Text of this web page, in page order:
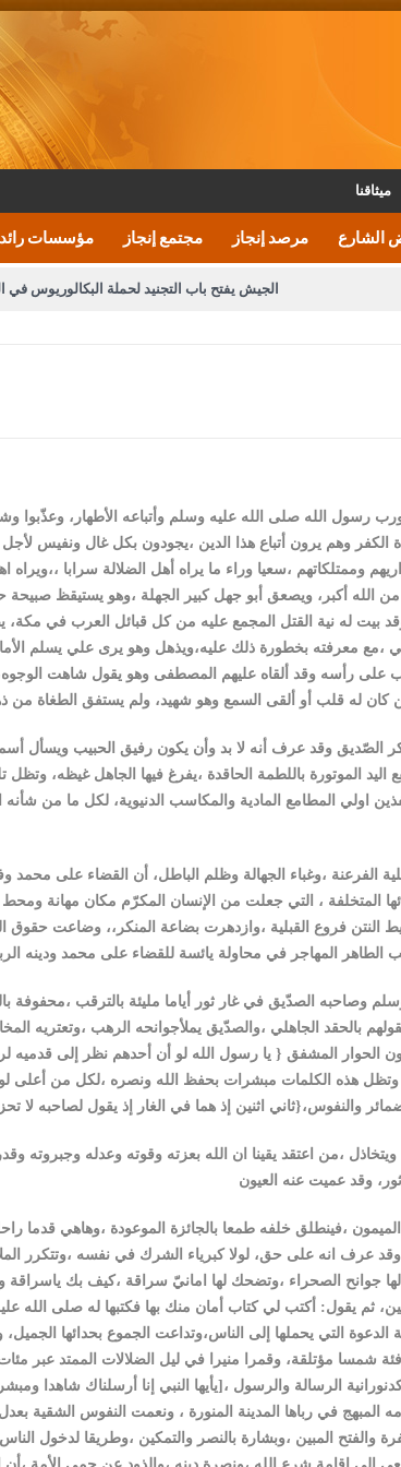
ميثاقنا
مؤسسات مجتمع إنجاز مرصد إنجاز الشارع
الجيش يفتح باب التجنيد لحملة البكالوريوس في
من العاهل البحريني
رسول الله صلى الله عليه وسلم وأتباعه الأطهار، وعذّبوا
وهم يرون أتباع هذا الدين ،يجودون بكل غال ونفيس لأجل
وممتلكاتهم ،سعيا وراء ما يراه أهل الضلالة سرابا ،،ويراه
الله أكبر، ويصعق أبو جهل كبير الجهلة ،وهو يستيقظ صبيحة
بيت له نية القتل المجمع عليه من كل قبائل العرب في
،مع معرفته بخطورة ذلك عليه،ويذهل وهو يرى علي يسلم
على رأسه وقد ألقاه عليهم المصطفى وهو يقول شاهت
له قلب أو ألقى السمع وهو شهيد، ولم يستفق الطغاة من
الصّديق وقد عرف أنه لا بد وأن يكون رفيق الحبيب ويسأل
اليد الموتورة باللطمة الحاقدة ،يفرغ فيها الجاهل غيظه،
اولي المطامع المادية والمكاسب الدنيوية، لكل ما من
الفرعنة ،وغباء الجهالة وظلم الباطل، أن القضاء على محمد
المتخلفة ، التي جعلت من الإنسان المكرّم مكان مهانة
النتن فروع القبلية ،وازدهرت بضاعة المنكر،، وضاعت
الطاهر المهاجر في محاولة يائسة للقضاء على محمد ودينه
بالحقد الجاهلي ،والصدّيق يملأجوانحه الرهب ،وتعتريه
الحوار المشفق { يا رسول الله لو أن أحدهم نظر إلى قدميه
وتظل هذه الكلمات مبشرات بحفظ الله ونصره ،لكل من أعلى
،من اعتقد يقينا ان الله بعزته وقوته وعدله وجبروته
،فينطلق خلفه طمعا بالجائزة الموعودة ،وهاهي قدما
وقد عرف انه على حق، لولا كبرياء الشرك في نفسه ،وتتكرر
جوانح الصحراء ،وتضحك لها امانيّ سراقة ،كيف بك
ثم يقول: أكتب لي كتاب أمان منك بها فكتبها له صلى الله
الدعوة التي يحملها إلى الناس،وتداعت الجموع بحدائها
شمسا مؤتلقة، وقمرا منيرا في ليل الضلالات الممتد عبر مئات
الرسالة والرسول ،[يأيها النبي إنا أرسلناك شاهدا
في رباها المدينة المنورة ، ونعمت النفوس الشقية
والفتح المبين ،وبشارة بالنصر والتمكين ،وطريقا لدخول